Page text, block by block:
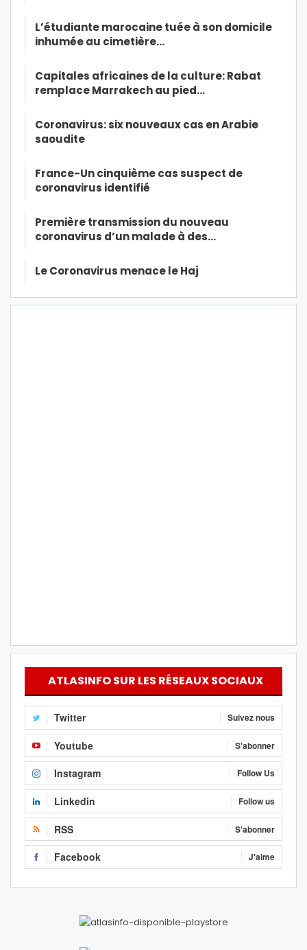
L’étudiante marocaine tuée à son domicile
inhumée au cimetière…
Capitales africaines de la culture: Rabat
remplace Marrakech au pied…
Coronavirus: six nouveaux cas en Arabie
saoudite
France-Un cinquième cas suspect de
coronavirus identifié
Première transmission du nouveau
coronavirus d’un malade à des…
Le Coronavirus menace le Haj
ATLASINFO SUR LES RÉSEAUX SOCIAUX
Twitter Suivez nous
Youtube S'abonner
Instagram Follow Us
Linkedin Follow us
RSS S'abonner
Facebook J'aime